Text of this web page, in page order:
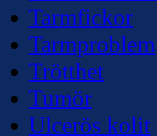
Tarmfickor
Tarmproblem
Trötthet
Tumör
Ulcerös kolit